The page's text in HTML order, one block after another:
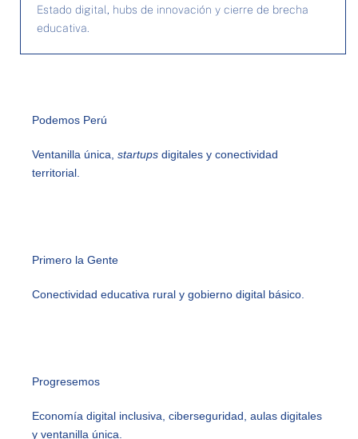
Estado digital, hubs de innovación y cierre de brecha
educativa.
Podemos Perú
Ventanilla única, startups digitales y conectividad
territorial.
Primero la Gente
Conectividad educativa rural y gobierno digital básico.
Progresemos
Economía digital inclusiva, ciberseguridad, aulas digitales
y ventanilla única.